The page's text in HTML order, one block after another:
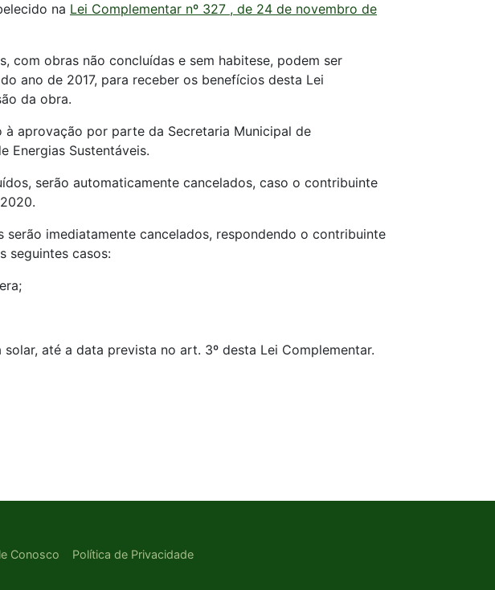
na Lei Complementar nº 327 , de 24 de novembro de
com obras não concluídas e sem habitese, podem ser
ano de 2017, para receber os benefícios desta Lei
da obra.
aprovação por parte da Secretaria Municipal de
Energias Sustentáveis.
serão automaticamente cancelados, caso o contribuinte
imediatamente cancelados, respondendo o contribuinte
seguintes casos:
até a data prevista no art. 3º desta Lei Complementar.
Conosco Política de Privacidade